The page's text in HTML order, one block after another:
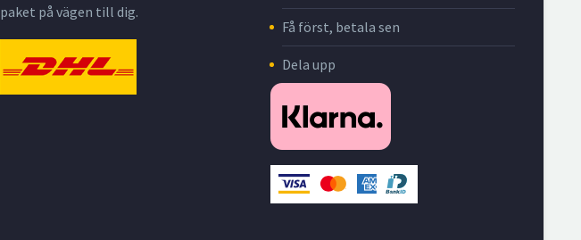
paket på vägen till dig.
Få först, betala sen
Dela upp